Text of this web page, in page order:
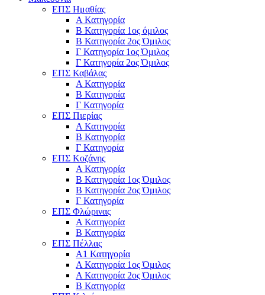
ΕΠΣ Ημαθίας
Α Κατηγορία
Β Κατηγορία 1ος όμιλος
Β Κατηγορία 2ος Όμιλος
Γ Κατηγορία 1ος Όμιλος
Γ Κατηγορία 2ος Όμιλος
ΕΠΣ Καβάλας
Α Κατηγορία
Β Κατηγορία
Γ Κατηγορία
ΕΠΣ Πιερίας
Α Κατηγορία
Β Κατηγορία
Γ Κατηγορία
ΕΠΣ Κοζάνης
Α Κατηγορία
Β Κατηγορία 1ος Όμιλος
Β Κατηγορία 2ος Όμιλος
Γ Κατηγορία
ΕΠΣ Φλώρινας
Α Κατηγορία
Β Κατηγορία
ΕΠΣ Πέλλας
Α1 Κατηγορία
Α Κατηγορία 1ος Όμιλος
Α Κατηγορία 2ος Όμιλος
Β Κατηγορία